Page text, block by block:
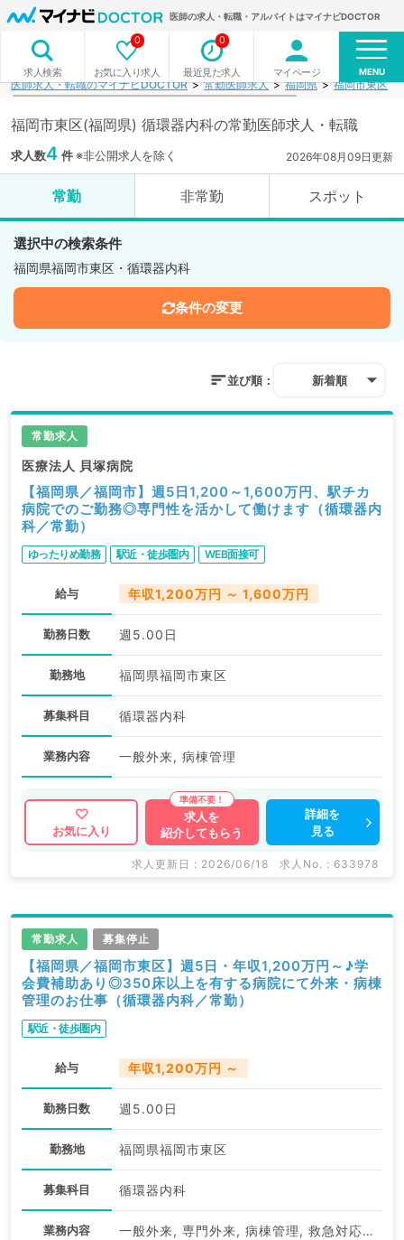
医師の求人・転職・アルバイトはマイナビDOCTOR
求人検索 お気に入り求人
0
最近見た求人
0
マイページ MENU
医師求人・転職のマイナビDOCTOR 常勤医師求人 福岡県 福岡市東区
福岡市東区(福岡県) 循環器内科の常勤医師求人・転職
求人数4 件※非公開求人を除く 2026年08月09日更新
常勤 非常勤 スポット
選択中の検索条件
福岡県福岡市東区・循環器内科
条件の変更
並び順： 新着順
常勤求人
医療法人 貝塚病院
【福岡県／福岡市】週5日1,200～1,600万円、駅チカ
病院でのご勤務◎専門性を活かして働けます（循環器内
科／常勤）
ゆったりめ勤務 駅近・徒歩圏内 WEB面接可
給与 年収1,200万円 ～ 1,600万円
勤務日数 週5.00日
勤務地 福岡県福岡市東区
募集科目 循環器内科
業務内容 一般外来, 病棟管理
お気に入り
求人を
紹介してもらう
詳細を
見る
求人更新日 : 2026/06/18 求人No. : 633978
常勤求人 募集停止
【福岡県／福岡市東区】週5日・年収1,200万円～♪学
会費補助あり◎350床以上を有する病院にて外来・病棟
管理のお仕事（循環器内科／常勤）
駅近・徒歩圏内
給与 年収1,200万円 ～
勤務日数 週5.00日
勤務地 福岡県福岡市東区
募集科目 循環器内科
業務内容 一般外来, 専門外来, 病棟管理, 救急対応, 心カテ, インターベンション治療, アブレーション